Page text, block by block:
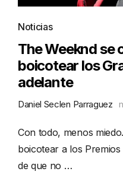
Noticias
The Weeknd se
boicotear los
adelante
Daniel Seclen Parraguez
Con todo, menos
boicotear a los
de que no …